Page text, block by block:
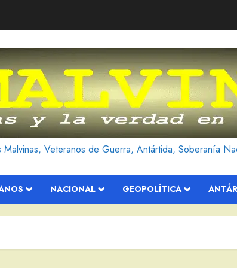
Malvinas, Veteranos de Guerra, Antártida, Soberanía
NACIONAL GEOPOLÍTICA